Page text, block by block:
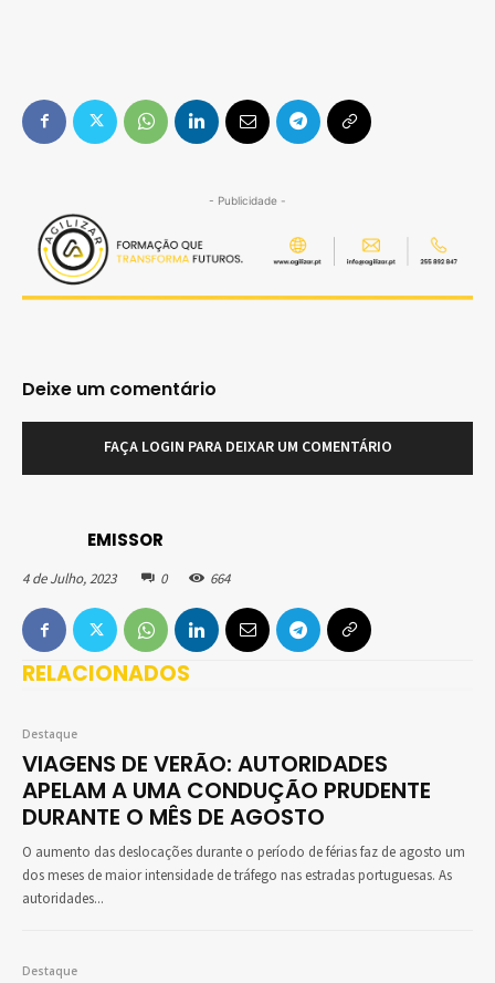
EMISSOR
4 de Julho, 2023 0 664
RELACIONADOS
Destaque
VIAGENS DE VERÃO: AUTORIDADES
APELAM A UMA CONDUÇÃO PRUDENTE
DURANTE O MÊS DE AGOSTO
O aumento das deslocações durante o período de férias faz de agosto um
dos meses de maior intensidade de tráfego nas estradas portuguesas. As
autoridades...
Destaque
- Publicidade -
Deixe um comentário
FAÇA LOGIN PARA DEIXAR UM COMENTÁRIO